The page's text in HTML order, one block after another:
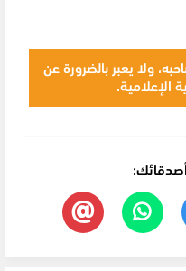
ولا يعبر بالضرورة عن
الإعلامية.